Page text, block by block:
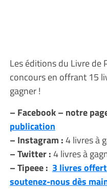
Les éditions du Livre de
concours en offrant 15
gagner !
– Facebook – notre
publication
– Instagram :4 livres à
– Twitter :4 livres à
– Tipeee : 3 livres
soutenez-nous dès